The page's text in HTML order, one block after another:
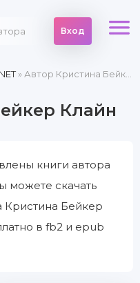
Вход
» Автор Кристина Бейкер Клайн
Клайн
книги автора
можете скачать
Кристина Бейкер
в fb2 и epub